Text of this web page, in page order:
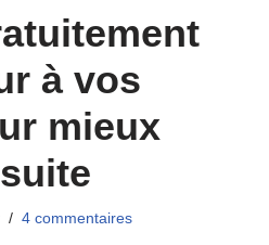
à vos
mieux
4 commentaires